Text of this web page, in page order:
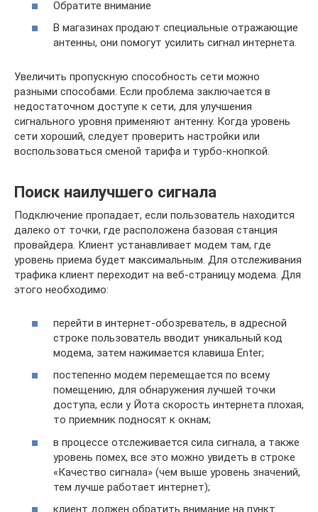
Обратите внимание
В магазинах продают специальные отражающие
антенны, они помогут усилить сигнал интернета.
Увеличить пропускную способность сети можно
разными способами. Если проблема заключается в
недостаточном доступе к сети, для улучшения
сигнального уровня применяют антенну. Когда уровень
сети хороший, следует проверить настройки или
воспользоваться сменой тарифа и турбо-кнопкой.
Поиск наилучшего сигнала
Подключение пропадает, если пользователь находится
далеко от точки, где расположена базовая станция
провайдера. Клиент устанавливает модем там, где
уровень приема будет максимальным. Для отслеживания
трафика клиент переходит на веб-страницу модема. Для
этого необходимо:
перейти в интернет-обозреватель, в адресной
строке пользователь вводит уникальный код
модема, затем нажимается клавиша Enter;
постепенно модем перемещается по всему
помещению, для обнаружения лучшей точки
доступа, если у Йота скорость интернета плохая,
то приемник подносят к окнам;
в процессе отслеживается сила сигнала, а также
уровень помех, все это можно увидеть в строке
«Качество сигнала» (чем выше уровень значений,
тем лучше работает интернет);